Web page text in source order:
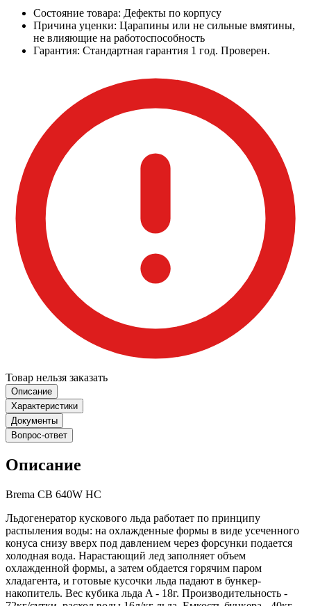
Состояние товара: Дефекты по корпусу
Причина уценки: Царапины или не сильные вмятины,
не влияющие на работоспособность
Гарантия: Стандартная гарантия 1 год. Проверен.
Товар нельзя заказать
Описание
Характеристики
Документы
Вопрос-ответ
Описание
Brema CB 640W HC
Льдогенератор кускового льда работает по принципу
распыления воды: на охлажденные формы в виде усеченного
конуса снизу вверх под давлением через форсунки подается
холодная вода. Нарастающий лед заполняет объем
охлажденной формы, а затем обдается горячим паром
хладагента, и готовые кусочки льда падают в бункер-
накопитель. Вес кубика льда A - 18г. Производительность -